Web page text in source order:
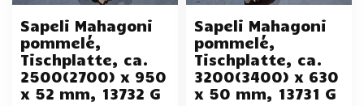
Sapeli Mahagoni
pommelé,
Tischplatte, ca.
2500(2700) x 950
x 52 mm, 13732 G
Sapeli Mahagoni
pommelé,
Tischplatte, ca.
3200(3400) x 630
x 50 mm, 13731 G